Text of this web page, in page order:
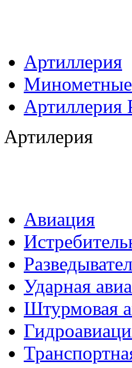
Артиллерия
Минометные
Артилерия
Авиация
Ударная
Штурмовая